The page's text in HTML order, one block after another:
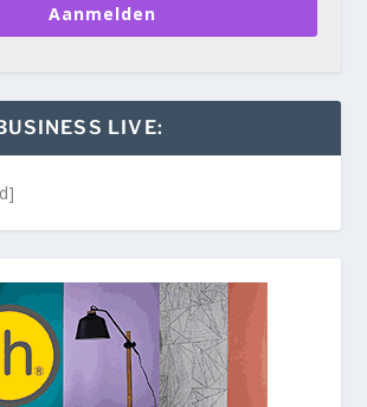
Aanmelden
LIVE: